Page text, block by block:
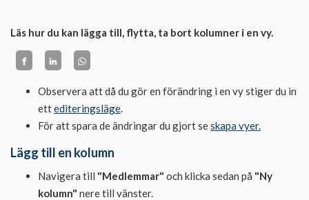
Läs hur du kan lägga till, flytta, ta bort kolumner i en vy.
Observera att då du gör en förändring i en vy stiger du in
ettediteringsläge
För att spara de ändringar du gjort seskapa vyer.
Lägg till en kolumn
Navigera till "Medlemmar" och klicka sedan på "Ny
kolumn" nere till vänster.